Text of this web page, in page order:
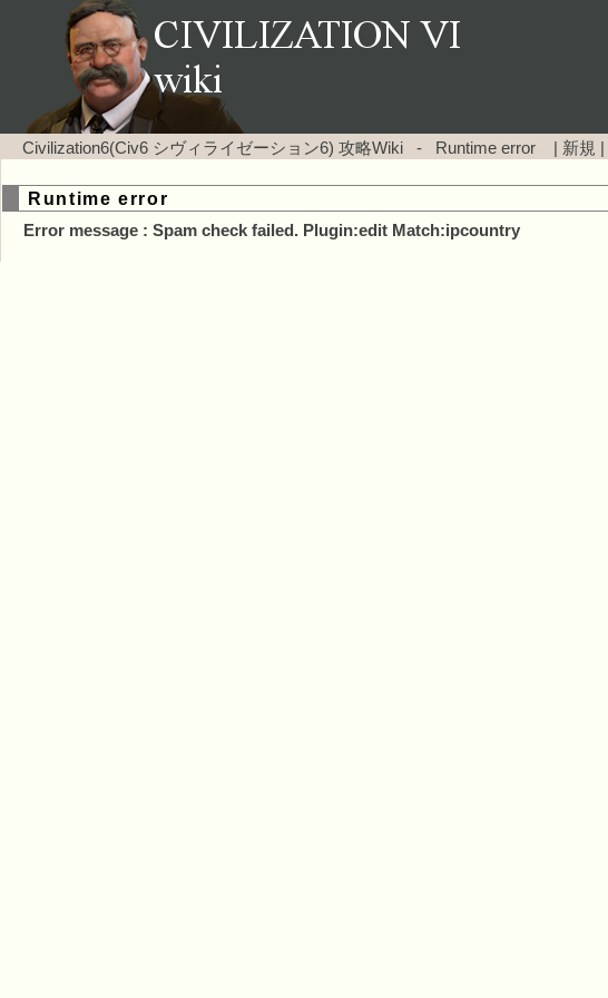
Civilization6(Civ6 シヴィライゼーション6) 攻略Wiki - Runtime error | 新規
Runtime error
Error message : Spam check failed. Plugin:edit Match:ipcountry